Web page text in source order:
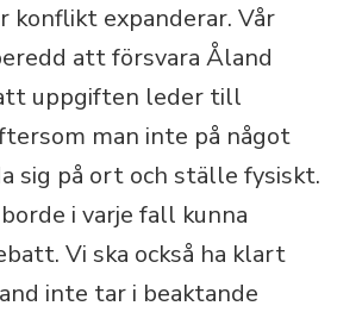
konflikt expanderar. Vår
att försvara Åland
uppgiften leder till
man inte på något
sig på ort och ställe fysiskt.
i varje fall kunna
Vi ska också ha klart
inte tar i beaktande